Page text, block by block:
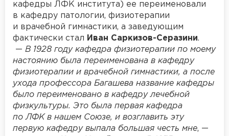
кафедры ЛФК института) ее переименовали
в кафедру патологии, физиотерапии
и врачебной гимнастики, а заведующим
фактически стал Иван Саркизов-Серазини.
— В 1928 году кафедра физиотерапии по моему
настоянию была переименована в кафедру
физиотерапии и врачебной гимнастики, а после
ухода профессора Багашева название кафедры
было переименовано в кафедру лечебной
физкультуры. Это была первая кафедра
по ЛФК в нашем Союзе, и возглавить эту
первую кафедру выпала большая честь мне, —